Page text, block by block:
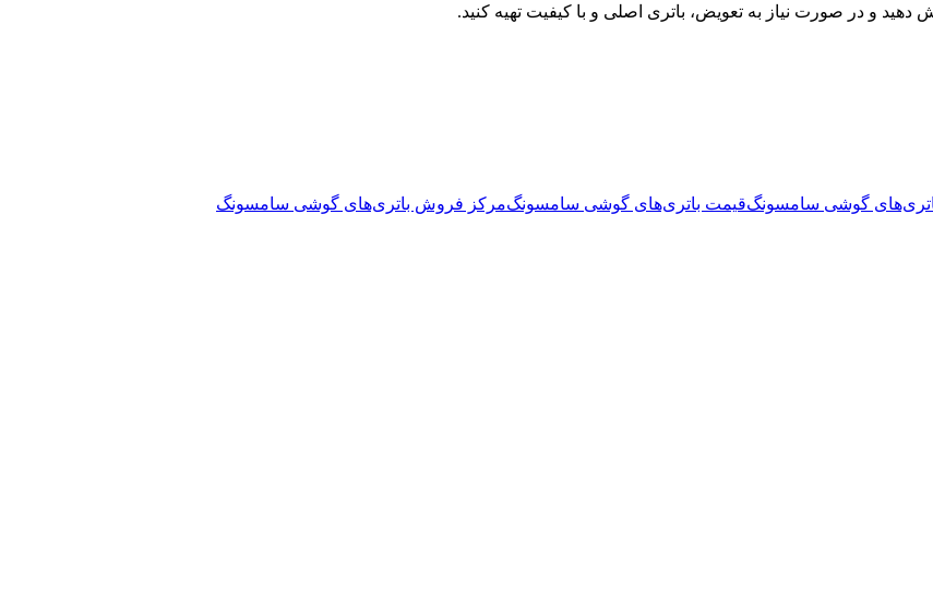
و در صورت نیاز به تعویض، باتری اصلی و با کیفیت تهیه کنید.
گوشی سامسونگقیمت باتری‌های گوشی سامسونگمرکز فروش باتری‌های گوشی سامسونگ